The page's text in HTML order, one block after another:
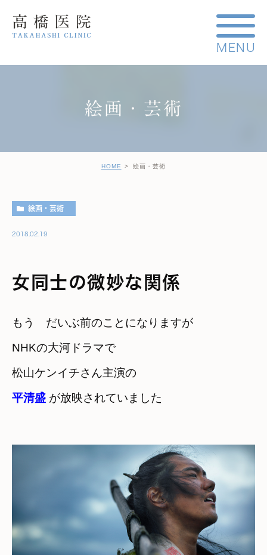
絵画・芸術
HOME 絵画・芸術
絵画・芸術
2018.02.19
女同士の微妙な関係
もう　だいぶ前のことになりますが
NHKの大河ドラマで
平清盛 が放映されていました